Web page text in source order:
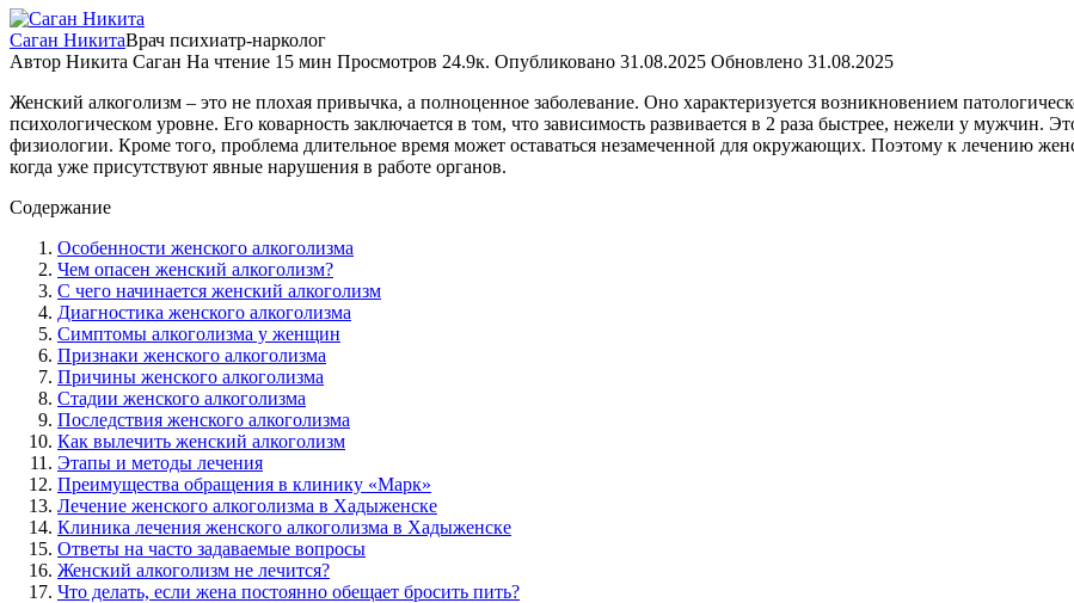
Саган НикитаВрач психиатр-нарколог
Автор Никита Саган На чтение 15 мин Просмотров 24.9к. Опубликовано 31.08.2025 Обновлено 31.08.2025
Женский алкоголизм – это не плохая привычка, а полноценное заболевание. Оно характеризуется возникновением
психологическом уровне. Его коварность заключается в том, что зависимость развивается в 2 раза быстрее, нежели у мужчин.
физиологии. Кроме того, проблема длительное время может оставаться незамеченной для окружающих. Поэтому к лечению
когда уже присутствуют явные нарушения в работе органов.
Содержание
Особенности женского алкоголизма
Чем опасен женский алкоголизм?
С чего начинается женский алкоголизм
Диагностика женского алкоголизма
Симптомы алкоголизма у женщин
Признаки женского алкоголизма
Причины женского алкоголизма
Стадии женского алкоголизма
Последствия женского алкоголизма
Как вылечить женский алкоголизм
Этапы и методы лечения
Преимущества обращения в клинику «Марк»
Лечение женского алкоголизма в Хадыженске
Клиника лечения женского алкоголизма в Хадыженске
Ответы на часто задаваемые вопросы
Женский алкоголизм не лечится?
Что делать, если жена постоянно обещает бросить пить?